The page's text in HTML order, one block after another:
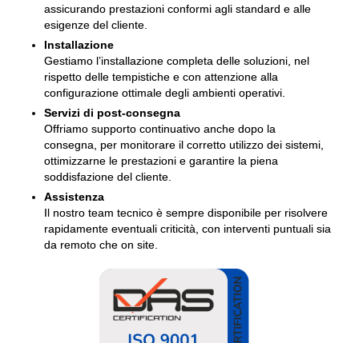
assicurando prestazioni conformi agli standard e alle
esigenze del cliente.
Installazione
Gestiamo l’installazione completa delle soluzioni, nel
rispetto delle tempistiche e con attenzione alla
configurazione ottimale degli ambienti operativi.
Servizi di post-consegna
Offriamo supporto continuativo anche dopo la
consegna, per monitorare il corretto utilizzo dei sistemi,
ottimizzarne le prestazioni e garantire la piena
soddisfazione del cliente.
Assistenza
Il nostro team tecnico è sempre disponibile per risolvere
rapidamente eventuali criticità, con interventi puntuali sia
da remoto che on site.